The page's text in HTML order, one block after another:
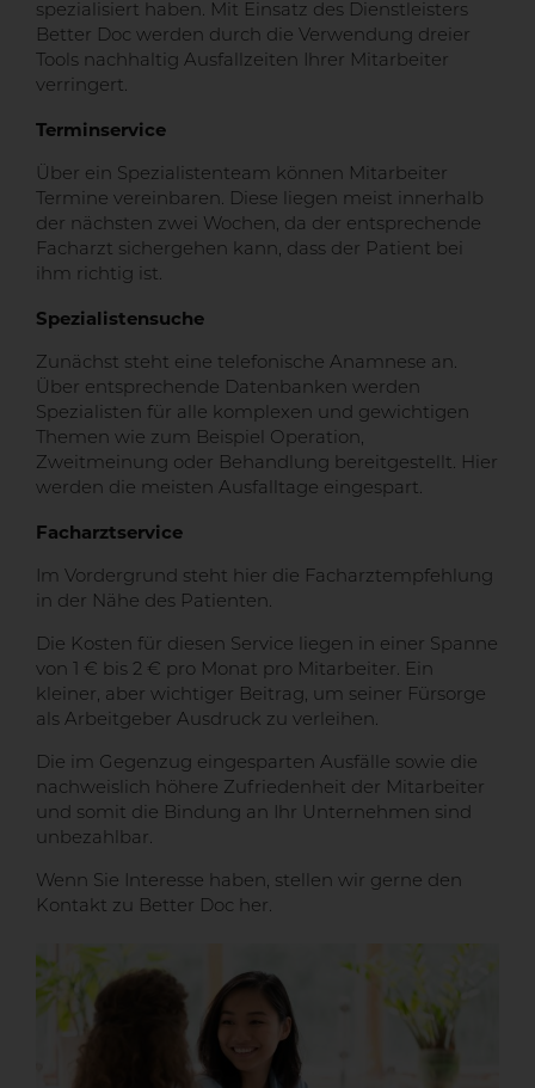
spezialisiert haben. Mit Einsatz des Dienstleisters
Better Doc werden durch die Verwendung dreier
Tools nachhaltig Ausfallzeiten Ihrer Mitarbeiter
verringert.
Terminservice
Über ein Spezialistenteam können Mitarbeiter
Termine vereinbaren. Diese liegen meist innerhalb
der nächsten zwei Wochen, da der entsprechende
Facharzt sichergehen kann, dass der Patient bei
ihm richtig ist.
Spezialistensuche
Zunächst steht eine telefonische Anamnese an.
Über entsprechende Datenbanken werden
Spezialisten für alle komplexen und gewichtigen
Themen wie zum Beispiel Operation,
Zweitmeinung oder Behandlung bereitgestellt. Hier
werden die meisten Ausfalltage eingespart.
Facharztservice
Im Vordergrund steht hier die Facharztempfehlung
in der Nähe des Patienten.
Die Kosten für diesen Service liegen in einer Spanne
von 1 € bis 2 € pro Monat pro Mitarbeiter. Ein
kleiner, aber wichtiger Beitrag, um seiner Fürsorge
als Arbeitgeber Ausdruck zu verleihen.
Die im Gegenzug eingesparten Ausfälle sowie die
nachweislich höhere Zufriedenheit der Mitarbeiter
und somit die Bindung an Ihr Unternehmen sind
unbezahlbar.
Wenn Sie Interesse haben, stellen wir gerne den
Kontakt zu Better Doc her.